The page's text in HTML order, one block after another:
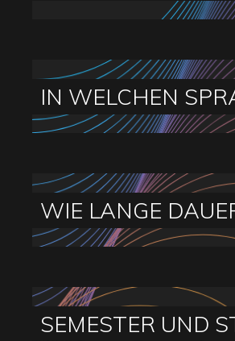
IN WELCHEN
WIE LANGE
SEMESTER UND